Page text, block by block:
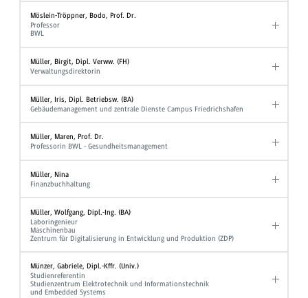
Möslein-Tröppner, Bodo, Prof. Dr.
Professor
BWL
Müller, Birgit, Dipl. Verww. (FH)
Verwaltungsdirektorin
Müller, Iris, Dipl. Betriebsw. (BA)
Gebäudemanagement und zentrale Dienste Campus Friedrichshafen
Müller, Maren, Prof. Dr.
Professorin BWL - Gesundheitsmanagement
Müller, Nina
Finanzbuchhaltung
Müller, Wolfgang, Dipl.-Ing. (BA)
Laboringenieur
Maschinenbau
Zentrum für Digitalisierung in Entwicklung und Produktion (ZDP)
Münzer, Gabriele, Dipl.-Kffr. (Univ.)
Studienreferentin
Studienzentrum Elektrotechnik und Informationstechnik
und Embedded Systems